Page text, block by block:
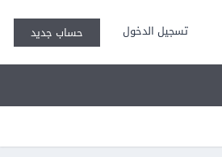
تسجيل الدخول حساب جديد